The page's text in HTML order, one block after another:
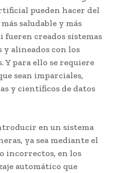
pueden hacer del
saludable y más
creados sistemas
y alineados con los
Y para ello se requiere
sean imparciales,
y científicos de datos
en un sistema
ya sea mediante el
incorrectos, en los
automático que